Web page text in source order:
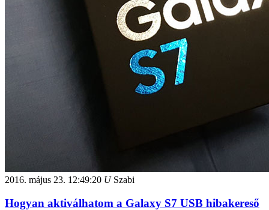
2016. május 23. 12:49:20 USzabi
Hogyan aktiválhatom a Galaxy S7 USB hibakereső